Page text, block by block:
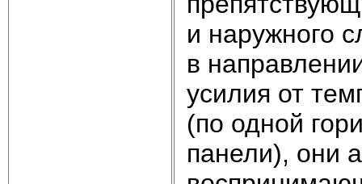
и наружного
в
усилия от
(по одной
панели), они